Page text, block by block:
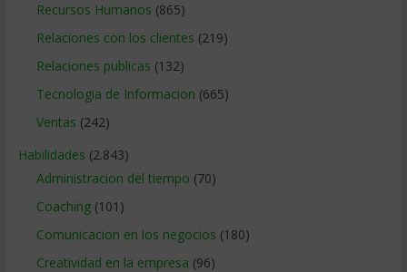
Recursos Humanos (865)
Relaciones con los clientes (219)
Relaciones publicas (132)
Tecnologia de Informacion (665)
Ventas (242)
Habilidades (2.843)
Administracion del tiempo (70)
Coaching(101)
Comunicacion en los negocios (180)
Creatividad en la empresa (96)